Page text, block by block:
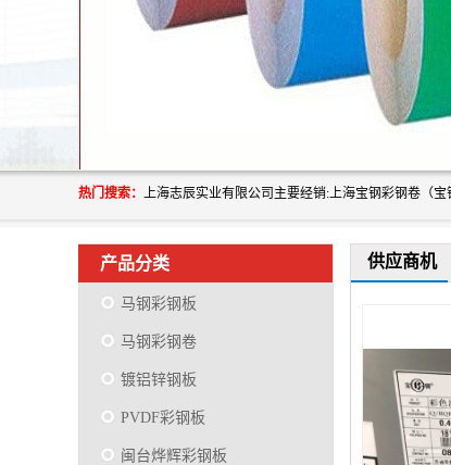
热门搜索：
产品分类
马钢彩钢板
马钢彩钢卷
镀铝锌钢板
PVDF彩钢板
闽台烨辉彩钢板
供应商机